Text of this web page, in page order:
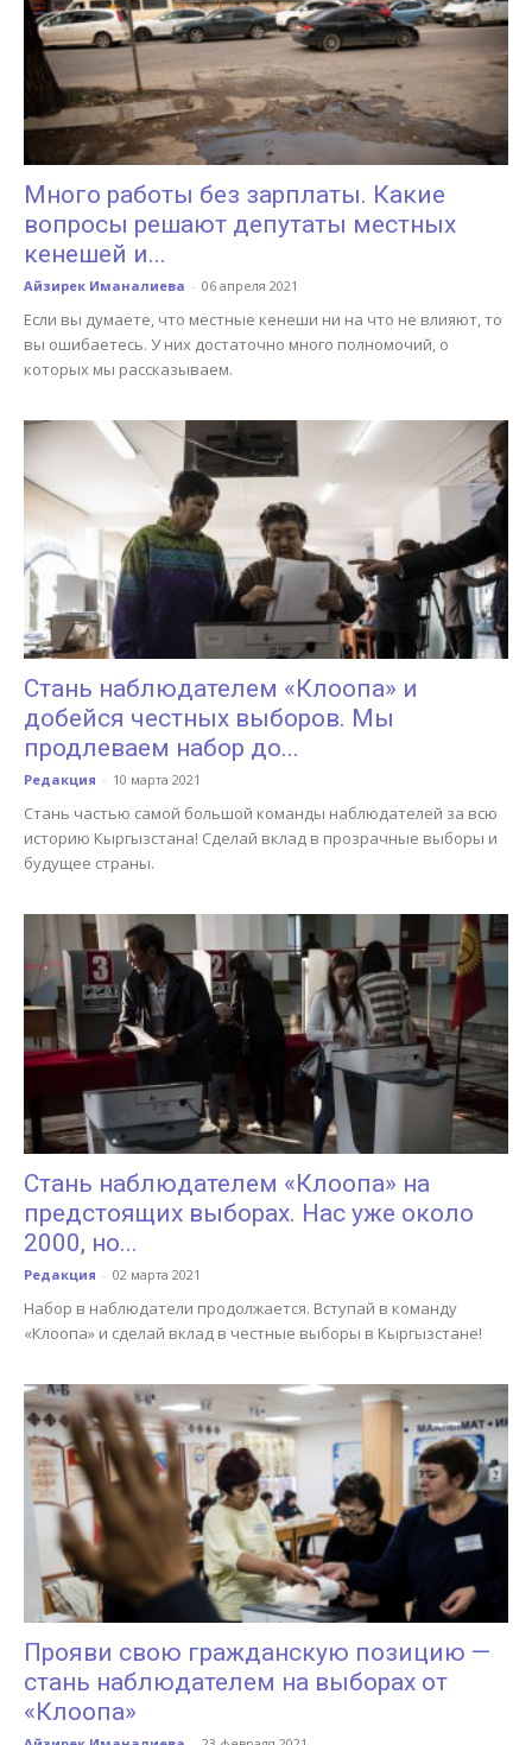
Много работы без зарплаты. Какие
вопросы решают депутаты местных
кенешей и...
Айзирек Иманалиева - 06 апреля 2021
Если вы думаете, что местные кенеши ни на что не влияют, то
вы ошибаетесь. У них достаточно много полномочий, о
которых мы рассказываем.
Стань наблюдателем «Клоопа» и
добейся честных выборов. Мы
продлеваем набор до...
Редакция - 10 марта 2021
Стань частью самой большой команды наблюдателей за всю
историю Кыргызстана! Сделай вклад в прозрачные выборы и
будущее страны.
Стань наблюдателем «Клоопа» на
предстоящих выборах. Нас уже около
2000, но...
Редакция - 02 марта 2021
Набор в наблюдатели продолжается. Вступай в команду
«Клоопа» и сделай вклад в честные выборы в Кыргызстане!
Прояви свою гражданскую позицию —
стань наблюдателем на выборах от
«Клоопа»